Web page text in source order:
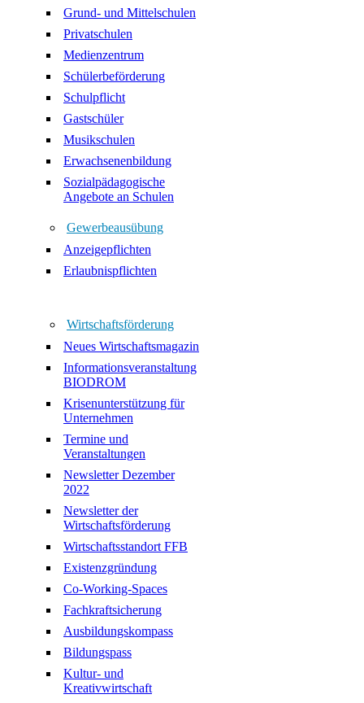
Grund- und Mittelschulen
Privatschulen
Medienzentrum
Schülerbeförderung
Schulpflicht
Gastschüler
Musikschulen
Erwachsenenbildung
Sozialpädagogische
Angebote an Schulen
Gewerbeausübung
Anzeigepflichten
Erlaubnispflichten
Wirtschaftsförderung
Neues Wirtschaftsmagazin
Informationsveranstaltung
BIODROM
Krisenunterstützung für
Unternehmen
Termine und
Veranstaltungen
Newsletter Dezember
2022
Newsletter der
Wirtschaftsförderung
Wirtschaftsstandort FFB
Existenzgründung
Co-Working-Spaces
Fachkraftsicherung
Ausbildungskompass
Bildungspass
Kultur- und
Kreativwirtschaft